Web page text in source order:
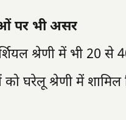
पर भी असर
श्रेणी में भी 20 से
घरेलू श्रेणी में शामिल